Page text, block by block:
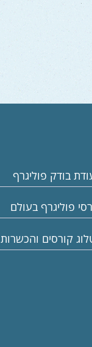
בודק פוליגרף
פוליגרף בעולם
קורסים והכשרות